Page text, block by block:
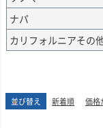
ベルネ・ソーヴィ
ン、メルロー、ジン
評価を70回以上獲得
副社長(栽培・醸造
ナパ
カリフォルニアその
並び替え 新着順 価格